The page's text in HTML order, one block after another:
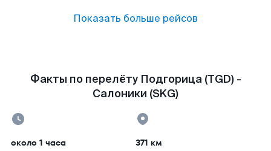
Показать больше рейсов
Факты по перелёту Подгорица (TGD) -
Салоники (SKG)
около 1 часа 371 км